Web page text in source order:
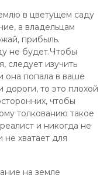
в цветущем саду
а владельцам
прибыль.
не будет.Чтобы
следует изучить
она попала в ваше
то это плохой
чтобы
толкованию такое
и никогда не
не хватает для
на земле